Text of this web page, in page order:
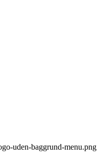
uden-baggrund-menu.png